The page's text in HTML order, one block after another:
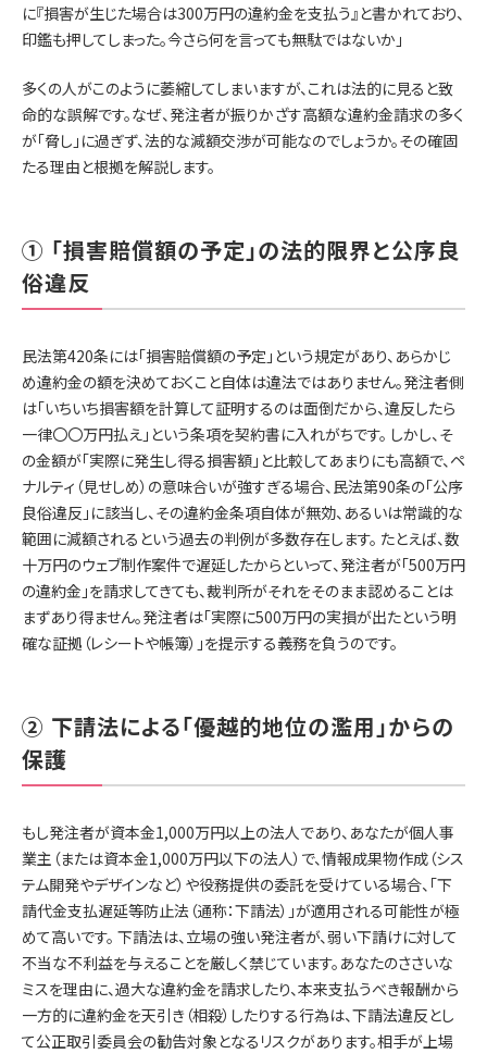
に『損害が生じた場合は300万円の違約金を支払う』と書かれており、
印鑑も押してしまった。今さら何を言っても無駄ではないか」
多くの人がこのように萎縮してしまいますが、これは法的に見ると致
命的な誤解です。なぜ、発注者が振りかざす高額な違約金請求の多く
が「脅し」に過ぎず、法的な減額交渉が可能なのでしょうか。その確固
たる理由と根拠を解説します。
① 「損害賠償額の予定」の法的限界と公序良
俗違反
民法第420条には「損害賠償額の予定」という規定があり、あらかじ
め違約金の額を決めておくこと自体は違法ではありません。発注者側
は「いちいち損害額を計算して証明するのは面倒だから、違反したら
一律〇〇万円払え」という条項を契約書に入れがちです。 しかし、そ
の金額が「実際に発生し得る損害額」と比較してあまりにも高額で、ペ
ナルティ（見せしめ）の意味合いが強すぎる場合、民法第90条の「公序
良俗違反」に該当し、その違約金条項自体が無効、あるいは常識的な
範囲に減額されるという過去の判例が多数存在します。 たとえば、数
十万円のウェブ制作案件で遅延したからといって、発注者が「500万円
の違約金」を請求してきても、裁判所がそれをそのまま認めることは
まずあり得ません。発注者は「実際に500万円の実損が出たという明
確な証拠（レシートや帳簿）」を提示する義務を負うのです。
② 下請法による「優越的地位の濫用」からの
保護
もし発注者が資本金1,000万円以上の法人であり、あなたが個人事
業主（または資本金1,000万円以下の法人）で、情報成果物作成（シス
テム開発やデザインなど）や役務提供の委託を受けている場合、「下
請代金支払遅延等防止法（通称：下請法）」が適用される可能性が極
めて高いです。 下請法は、立場の強い発注者が、弱い下請けに対して
不当な不利益を与えることを厳しく禁じています。あなたのささいな
ミスを理由に、過大な違約金を請求したり、本来支払うべき報酬から
一方的に違約金を天引き（相殺）したりする行為は、下請法違反とし
て公正取引委員会の勧告対象となるリスクがあります。相手が上場